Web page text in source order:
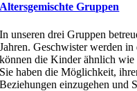
Altersgemischte Gruppen
In unseren drei Gruppen
Jahren. Geschwister werden
können die Kinder ähnlich
Sie haben die Möglichkeit, ih
Beziehungen einzugehen und